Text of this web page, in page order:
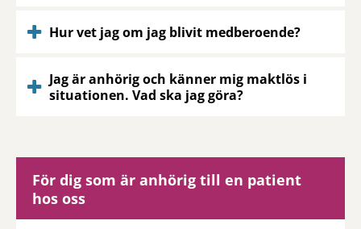
Hur vet jag om jag blivit medberoende?
Jag är anhörig och känner mig maktlös i
situationen. Vad ska jag göra?
För dig som är anhörig till en patient
hos oss